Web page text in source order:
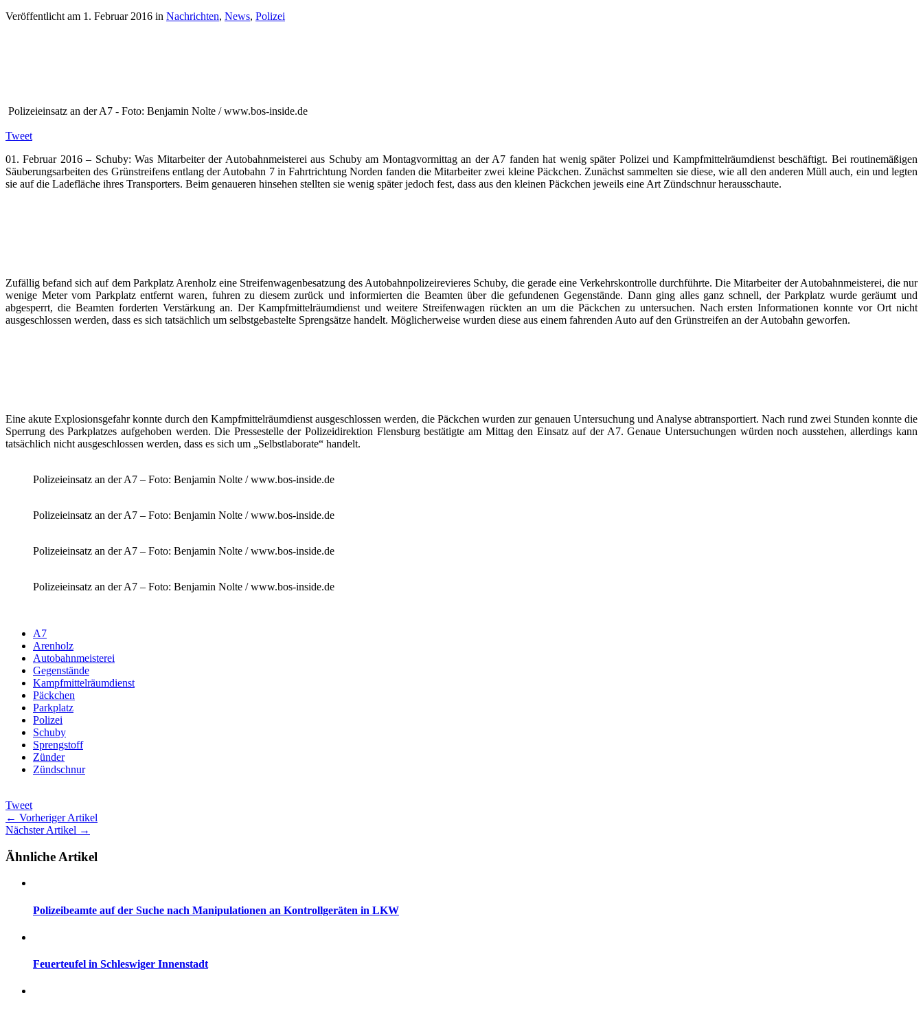
Veröffentlicht am 1. Februar 2016 in Nachrichten, News, Polizei
Polizeieinsatz an der A7 - Foto: Benjamin Nolte / www.bos-inside.de
Tweet
01. Februar 2016 – Schuby: Was Mitarbeiter der Autobahnmeisterei aus Schuby am Montagvormittag an der A7 fanden hat wenig später Polizei und Kampfmittelräumdienst beschäftigt. Bei routinemäßigen
Säuberungsarbeiten des Grünstreifens entlang der Autobahn 7 in Fahrtrichtung Norden fanden die Mitarbeiter zwei kleine Päckchen. Zunächst sammelten sie diese, wie all den anderen Müll auch, ein und legten
sie auf die Ladefläche ihres Transporters. Beim genaueren hinsehen stellten sie wenig später jedoch fest, dass aus den kleinen Päckchen jeweils eine Art Zündschnur herausschaute.
Zufällig befand sich auf dem Parkplatz Arenholz eine Streifenwagenbesatzung des Autobahnpolizeirevieres Schuby, die gerade eine Verkehrskontrolle durchführte. Die Mitarbeiter der Autobahnmeisterei, die nur
wenige Meter vom Parkplatz entfernt waren, fuhren zu diesem zurück und informierten die Beamten über die gefundenen Gegenstände. Dann ging alles ganz schnell, der Parkplatz wurde geräumt und
abgesperrt, die Beamten forderten Verstärkung an. Der Kampfmittelräumdienst und weitere Streifenwagen rückten an um die Päckchen zu untersuchen. Nach ersten Informationen konnte vor Ort nicht
ausgeschlossen werden, dass es sich tatsächlich um selbstgebastelte Sprengsätze handelt. Möglicherweise wurden diese aus einem fahrenden Auto auf den Grünstreifen an der Autobahn geworfen.
Eine akute Explosionsgefahr konnte durch den Kampfmittelräumdienst ausgeschlossen werden, die Päckchen wurden zur genauen Untersuchung und Analyse abtransportiert. Nach rund zwei Stunden konnte die
Sperrung des Parkplatzes aufgehoben werden. Die Pressestelle der Polizeidirektion Flensburg bestätigte am Mittag den Einsatz auf der A7. Genaue Untersuchungen würden noch ausstehen, allerdings kann
tatsächlich nicht ausgeschlossen werden, dass es sich um „Selbstlaborate“ handelt.
Polizeieinsatz an der A7 – Foto: Benjamin Nolte / www.bos-inside.de
Polizeieinsatz an der A7 – Foto: Benjamin Nolte / www.bos-inside.de
Polizeieinsatz an der A7 – Foto: Benjamin Nolte / www.bos-inside.de
Polizeieinsatz an der A7 – Foto: Benjamin Nolte / www.bos-inside.de
A7
Arenholz
Autobahnmeisterei
Gegenstände
Kampfmittelräumdienst
Päckchen
Parkplatz
Polizei
Schuby
Sprengstoff
Zünder
Zündschnur
Tweet
← Vorheriger Artikel
Nächster Artikel →
Ähnliche Artikel
Polizeibeamte auf der Suche nach Manipulationen an Kontrollgeräten in LKW
Feuerteufel in Schleswiger Innenstadt